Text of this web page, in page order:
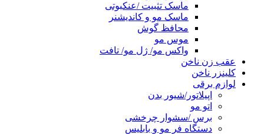
ماسک تثبیت /عنکبوتی
ماسک مو و کاندیشنر
محافظ گوش
موس مو
واکس مو/ ژل مو/ تافت
عقب زن ناخن
کلینزر ناخن
لوازم برقی
اپیلاتور/شیور بدن
اتو مو
برس /سشوار چرخشی
دستگاه فر مو و بابلیس